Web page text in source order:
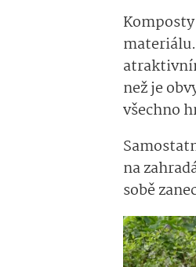
než je
všechno
na
sobě